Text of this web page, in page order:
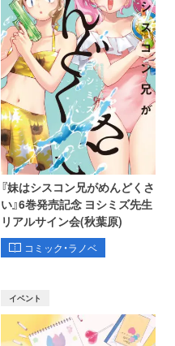
『妹はシスコン兄がめんどくさ
い』6巻発売記念 ヨシミズ先生
リアルサイン会(秋葉原)
コミック・ラノベ
イベント